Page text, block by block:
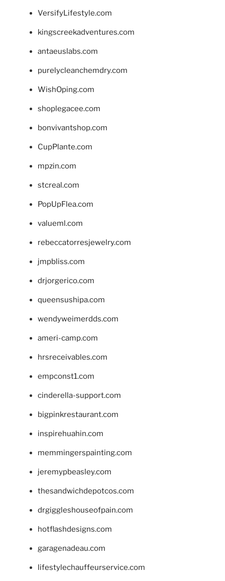
VersifyLifestyle.com
kingscreekadventures.com
antaeuslabs.com
purelycleanchemdry.com
WishOping.com
shoplegacee.com
bonvivantshop.com
CupPlante.com
mpzin.com
stcreal.com
PopUpFlea.com
valueml.com
rebeccatorresjewelry.com
jmpbliss.com
drjorgerico.com
queensushipa.com
wendyweimerdds.com
ameri-camp.com
hrsreceivables.com
empconst1.com
cinderella-support.com
bigpinkrestaurant.com
inspirehuahin.com
memmingerspainting.com
jeremypbeasley.com
thesandwichdepotcos.com
drgiggleshouseofpain.com
hotflashdesigns.com
garagenadeau.com
lifestylechauffeurservice.com